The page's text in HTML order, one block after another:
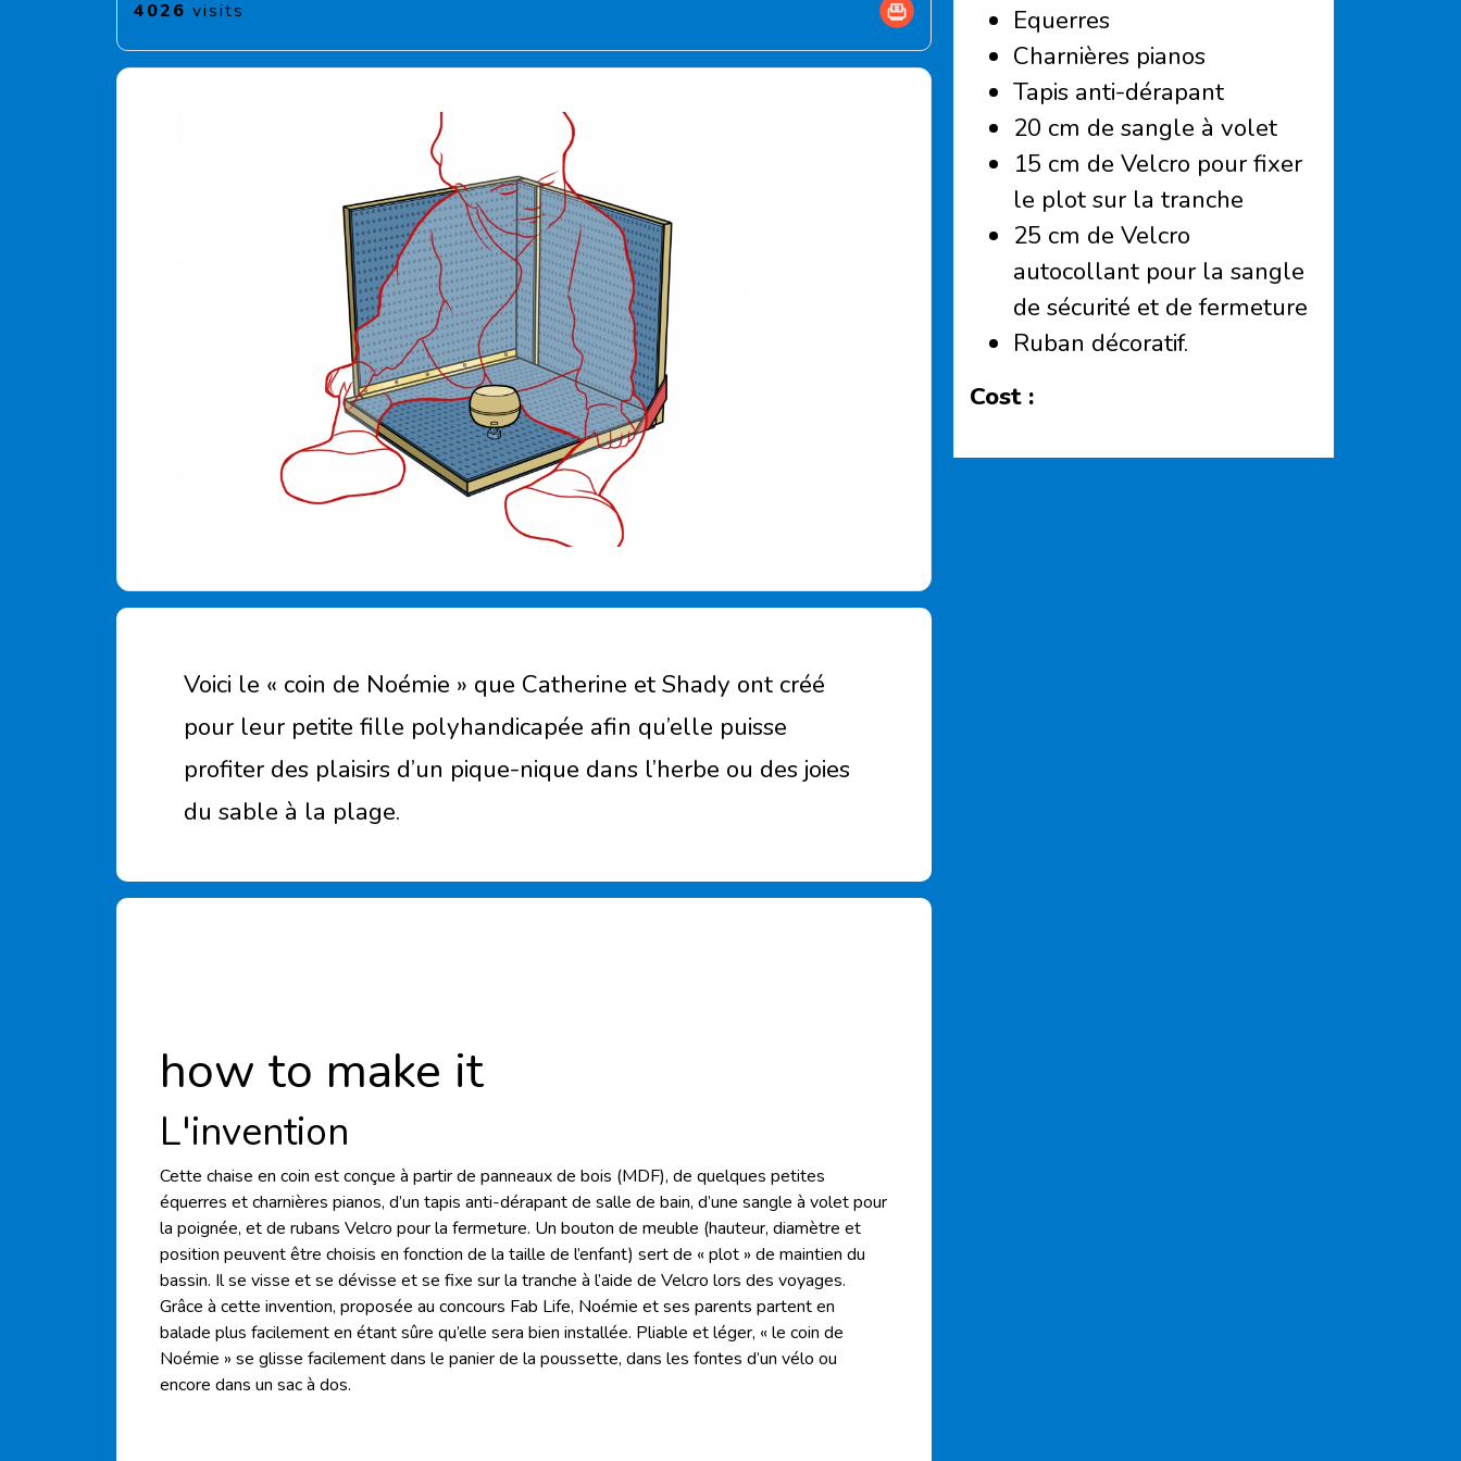
4026 visits
Voici le « coin de Noémie » que Catherine et Shady ont créé
pour leur petite fille polyhandicapée afin qu’elle puisse
profiter des plaisirs d’un pique-nique dans l’herbe ou des joies
du sable à la plage.
how to make it
L'invention
Cette chaise en coin est conçue à partir de panneaux de bois (MDF), de quelques petites
équerres et charnières pianos, d’un tapis anti-dérapant de salle de bain, d’une sangle à volet pour
la poignée, et de rubans Velcro pour la fermeture. Un bouton de meuble (hauteur, diamètre et
position peuvent être choisis en fonction de la taille de l’enfant) sert de « plot » de maintien du
bassin. Il se visse et se dévisse et se fixe sur la tranche à l’aide de Velcro lors des voyages.
Grâce à cette invention, proposée au concours Fab Life, Noémie et ses parents partent en
balade plus facilement en étant sûre qu’elle sera bien installée. Pliable et léger, « le coin de
Noémie » se glisse facilement dans le panier de la poussette, dans les fontes d’un vélo ou
encore dans un sac à dos.
Equerres
Charnières pianos
Tapis anti-dérapant
20 cm de sangle à volet
15 cm de Velcro pour fixer
le plot sur la tranche
25 cm de Velcro
autocollant pour la sangle
de sécurité et de fermeture
Ruban décoratif.
Cost :